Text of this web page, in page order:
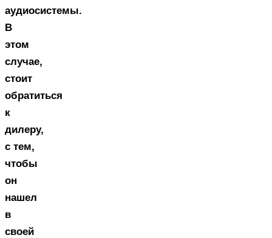
аудиосистемы.
В
этом
случае,
стоит
обратиться
к
дилеру,
с тем,
чтобы
он
нашел
в
своей